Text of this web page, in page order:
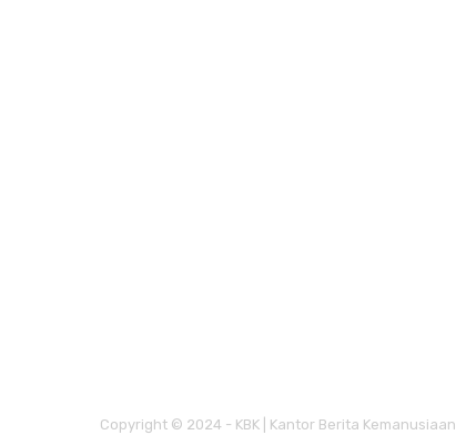
Copyright © 2024 - KBK | Kantor Berita Kemanusiaan